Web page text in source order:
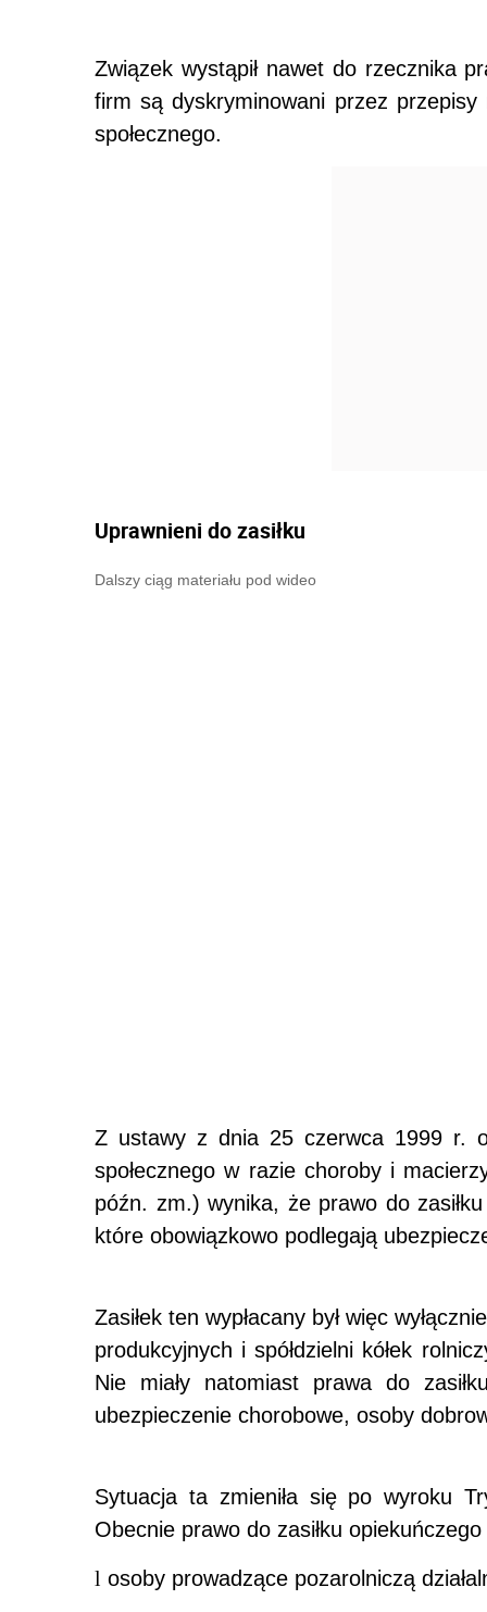
Związek wystąpił nawet do rzecznika
firm są dyskryminowani przez
społecznego.
Uprawnieni do zasiłku
Dalszy ciąg materiału pod wideo
Z ustawy z dnia 25 czerwca 1999 r.
społecznego w razie choroby i
późn. zm.) wynika, że prawo do
które obowiązkowo podlegają
Zasiłek ten wypłacany był więc
produkcyjnych i spółdzielni kółek
Nie miały natomiast prawa do
ubezpieczenie chorobowe, osoby
Sytuacja ta zmieniła się po wyroku
Obecnie prawo do zasiłku
l osoby prowadzące pozarolniczą